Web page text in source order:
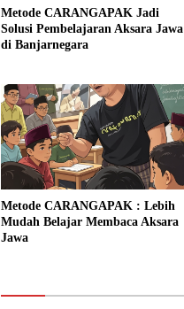
Metode CARANGAPAK Jadi
Solusi Pembelajaran Aksara Jawa
di Banjarnegara
Metode CARANGAPAK : Lebih
Mudah Belajar Membaca Aksara
Jawa